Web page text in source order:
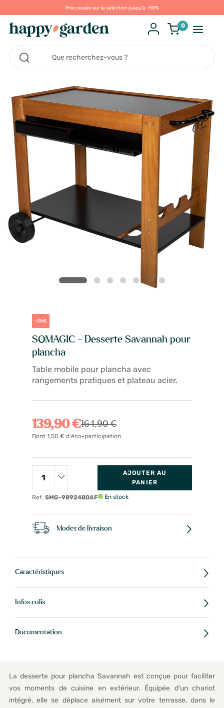
Prix cassés sur la sélection jusqu'à -50%
0
-25€
SOMAGIC - Desserte Savannah pour
plancha
Table mobile pour plancha avec
rangements pratiques et plateau acier.
139,90 €164,90 €
Dont 1,50 € d'éco-participation
Ref. SMG-9892480AF
AJOUTER AU
PANIER
En stock
Modes de livraison
Caractéristiques
Infos colis
Documentation
La desserte pour plancha Savannah est conçue pour faciliter
vos moments de cuisine en extérieur. Équipée d'un chariot
intégré, elle se déplace aisément sur votre terrasse, dans le